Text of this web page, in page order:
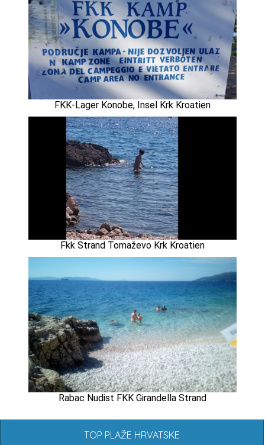
FKK-Lager Konobe, Insel Krk Kroatien
Fkk Strand Tomaževo Krk Kroatien
Rabac Nudist FKK Girandella Strand
TOP PLAŽE HRVATSKE